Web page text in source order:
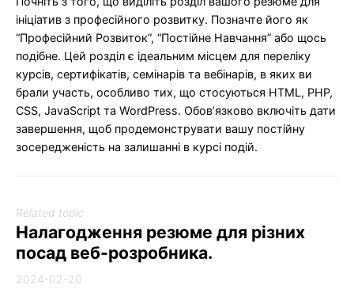
ініціатив з професійного розвитку. Позначте його як
“Професійний Розвиток”, “Постійне Навчання” або щось
подібне. Цей розділ є ідеальним місцем для переліку
курсів, сертифікатів, семінарів та вебінарів, в яких ви
брали участь, особливо тих, що стосуються HTML, PHP,
CSS, JavaScript та WordPress. Обов’язково включіть дати
завершення, щоб продемонструвати вашу постійну
зосередженість на залишанні в курсі подій.
Related topic
Налагодження резюме для різних
посад веб-розробника.
2024-02-20